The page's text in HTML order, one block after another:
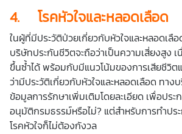
4. โรคหัวใจและหลอดเลือด
ในผู้ที่มีประวัติป่วยเกี่ยวกับหัวใจและหลอดเลื
บริษัทประกันชีวิตจะถือว่าเป็นความเสี่ยงสูง
ขึ้นซ้ำได้ พร้อมกับมีแนวโน้มของการเสียชีวิ
ว่ามีประวัติเกี่ยวกับหัวใจและหลอดเลือด ทา
ข้อมูลการรักษาเพิ่มเติมโดยละเอียด เพื่อประ
อนุมัติกรมธรรม์หรือไม่? แต่สำหรับการทำปร
โรคหัวใจก็ไม่ต้องกังวล